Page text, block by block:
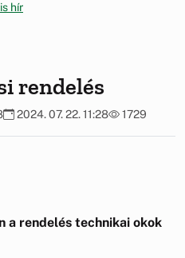
hír
rendelés
2024. 07. 22. 11:28 1729
a rendelés technikai okok